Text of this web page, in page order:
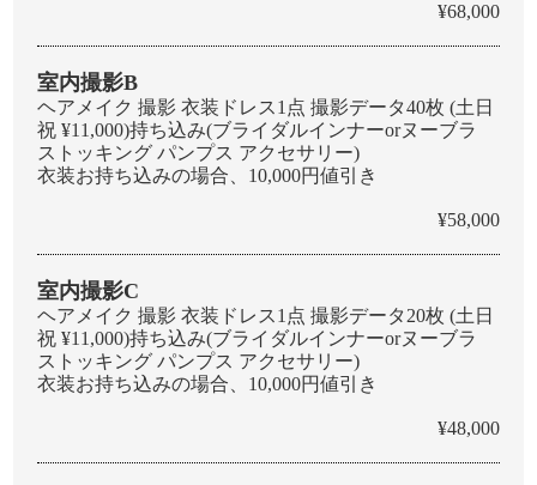
¥68,000
室内撮影B
ヘアメイク 撮影 衣装ドレス1点 撮影データ40枚 (土日
祝 ¥11,000)持ち込み(ブライダルインナーorヌーブラ
ストッキング パンプス アクセサリー)
衣装お持ち込みの場合、10,000円値引き
¥58,000
室内撮影C
ヘアメイク 撮影 衣装ドレス1点 撮影データ20枚 (土日
祝 ¥11,000)持ち込み(ブライダルインナーorヌーブラ
ストッキング パンプス アクセサリー)
衣装お持ち込みの場合、10,000円値引き
¥48,000